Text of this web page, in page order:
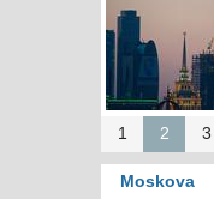
1 2 3
Moskova